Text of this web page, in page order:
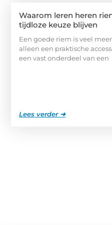
Waarom leren heren
tijdloze keuze blijven
Een goede riem is veel
alleen een praktische
een vast onderdeel van een
Lees verder ➜